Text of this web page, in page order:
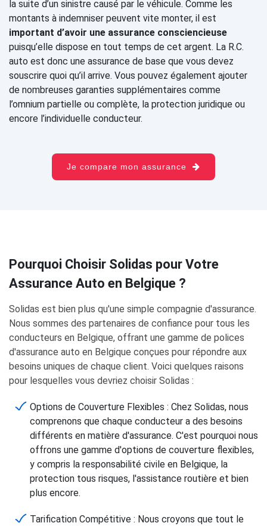
la suite d’un sinistre causé par le véhicule. Comme les
montants à indemniser peuvent vite monter, il est
important d’avoir une assurance consciencieuse
puisqu’elle dispose en tout temps de cet argent. La R.C.
auto est donc une assurance de base que vous devez
souscrire quoi qu’il arrive. Vous pouvez également ajouter
de nombreuses garanties supplémentaires comme
l’omnium partielle ou complète, la protection juridique ou
encore l’individuelle conducteur.
Je compare mon assurance
Pourquoi Choisir Solidas pour Votre
Assurance Auto en Belgique ?
Solidas est bien plus qu'une simple compagnie d'assurance.
Nous sommes des partenaires de confiance pour tous les
conducteurs en Belgique, offrant une gamme de polices
d'assurance auto en Belgique conçues pour répondre aux
besoins uniques de chaque client. Voici quelques raisons
pour lesquelles vous devriez choisir Solidas :
Options de Couverture Flexibles : Chez Solidas, nous
comprenons que chaque conducteur a des besoins
différents en matière d'assurance. C'est pourquoi nous
offrons une gamme d'options de couverture flexibles,
y compris la responsabilité civile en Belgique, la
protection tous risques, l'assistance routière et bien
plus encore.
Tarification Compétitive : Nous croyons que tout le